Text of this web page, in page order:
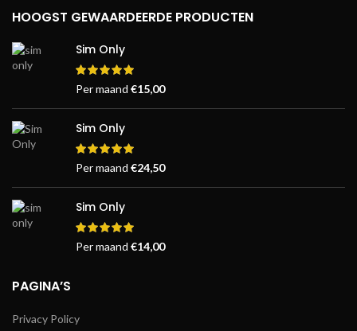
HOOGST GEWAARDEERDE PRODUCTEN
Sim Only
Per maand €15,00
Sim Only
Per maand €24,50
Sim Only
Per maand €14,00
PAGINA’S
Privacy Policy